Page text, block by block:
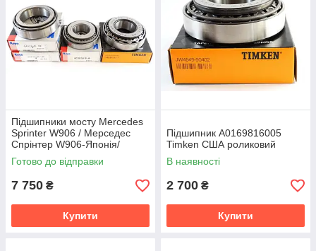
Підшипники мосту Mercedes
Sprinter W906 / Мерседес
Спрінтер W906-Японія/
Німеччина
Готово до відправки
7 750 ₴
Купити
Підшипник A0169816005
Timken США роликовий
В наявності
2 700 ₴
Купити